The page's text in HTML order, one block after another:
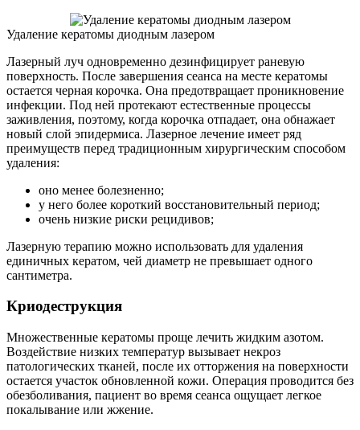
Удаление кератомы диодным лазером
Лазерный луч одновременно дезинфицирует раневую
поверхность. После завершения сеанса на месте кератомы
остается черная корочка. Она предотвращает проникновение
инфекции. Под ней протекают естественные процессы
заживления, поэтому, когда корочка отпадает, она обнажает
новый слой эпидермиса. Лазерное лечение имеет ряд
преимуществ перед традиционным хирургическим способом
удаления:
оно менее болезненно;
у него более короткий восстановительный период;
очень низкие риски рецидивов;
Лазерную терапию можно использовать для удаления
единичных кератом, чей диаметр не превышает одного
сантиметра.
Криодеструкция
Множественные кератомы проще лечить жидким азотом.
Воздействие низких температур вызывает некроз
патологических тканей, после их отторжения на поверхности
остается участок обновленной кожи. Операция проводится без
обезболивания, пациент во время сеанса ощущает легкое
покалывание или жжение.